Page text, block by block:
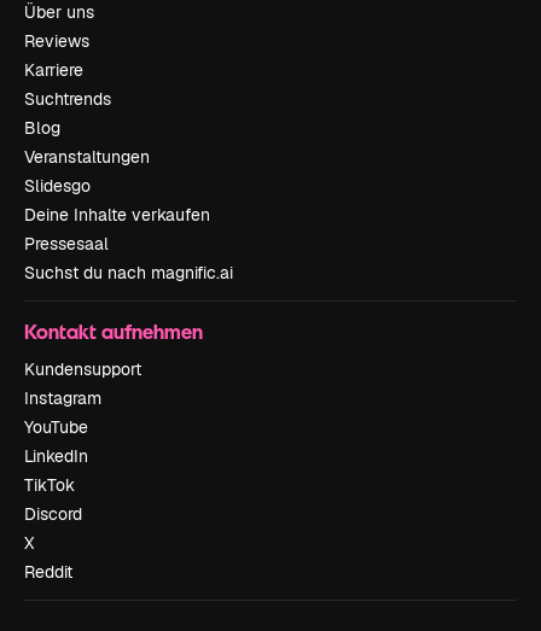
Über uns
Reviews
Karriere
Suchtrends
Blog
Veranstaltungen
Slidesgo
Deine Inhalte verkaufen
Pressesaal
Suchst du nach magnific.ai
Kontakt aufnehmen
Kundensupport
Instagram
YouTube
LinkedIn
TikTok
Discord
X
Reddit